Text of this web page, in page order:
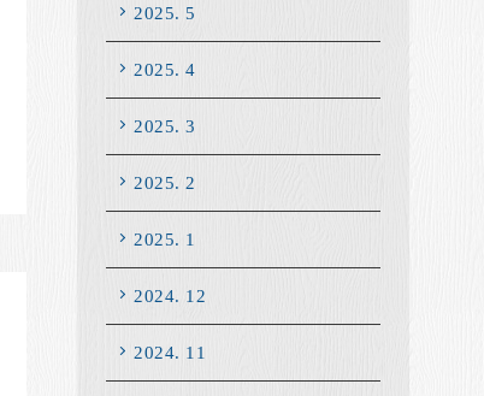
2025. 5
2025. 4
2025. 3
2025. 2
2025. 1
2024. 12
2024. 11